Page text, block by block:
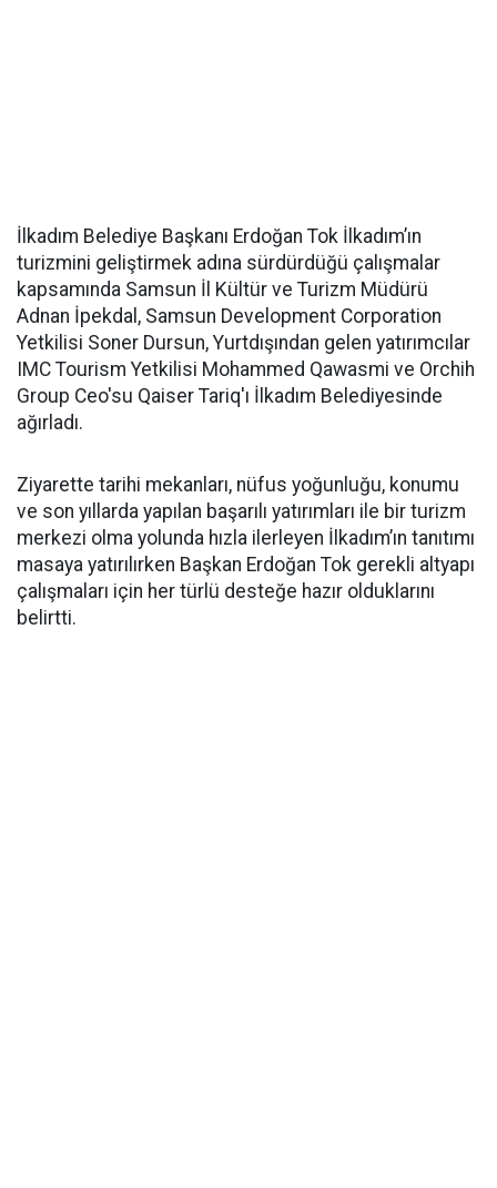
İlkadım Belediye Başkanı Erdoğan Tok İlkadım’ın
turizmini geliştirmek adına sürdürdüğü çalışmalar
kapsamında Samsun İl Kültür ve Turizm Müdürü
Adnan İpekdal, Samsun Development Corporation
Yetkilisi Soner Dursun, Yurtdışından gelen yatırımcılar
IMC Tourism Yetkilisi Mohammed Qawasmi ve Orchih
Group Ceo'su Qaiser Tariq'ı İlkadım Belediyesinde
ağırladı.
Ziyarette tarihi mekanları, nüfus yoğunluğu, konumu
ve son yıllarda yapılan başarılı yatırımları ile bir turizm
merkezi olma yolunda hızla ilerleyen İlkadım’ın tanıtımı
masaya yatırılırken Başkan Erdoğan Tok gerekli altyapı
çalışmaları için her türlü desteğe hazır olduklarını
belirtti.